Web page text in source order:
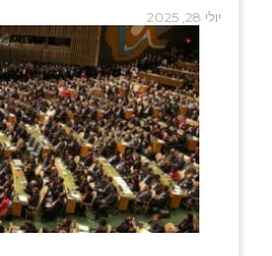
יולי 28, 2025